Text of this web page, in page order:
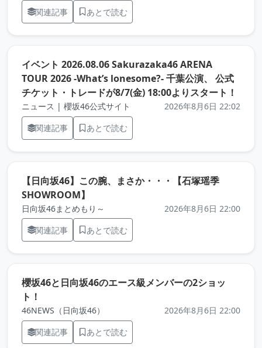
関連記事 あとで読む
イベント 2026.08.06 Sakurazaka46 ARENA
TOUR 2026 -What’s lonesome?- 千葉公演、 公式
チケット・トレードが8/7(金) 18:00よりスタート！
ニュース | 櫻坂46公式サイト
2026年8月6日 22:02
関連記事
あとで読む
【日向坂46】この腕、まさか・・・【石塚瑶季
SHOWROOM】
日向坂46まとめもり～
2026年8月6日 22:00
関連記事
あとで読む
櫻坂46と日向坂46のエース級メンバーの2ショッ
ト！
46NEWS（日向坂46）
2026年8月6日 22:00
関連記事
あとで読む